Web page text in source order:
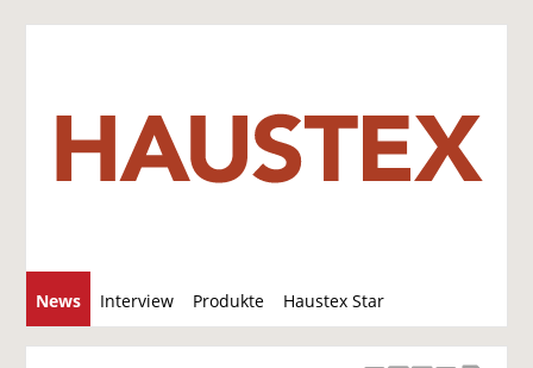
News Interview Produkte Haustex Star
u
c